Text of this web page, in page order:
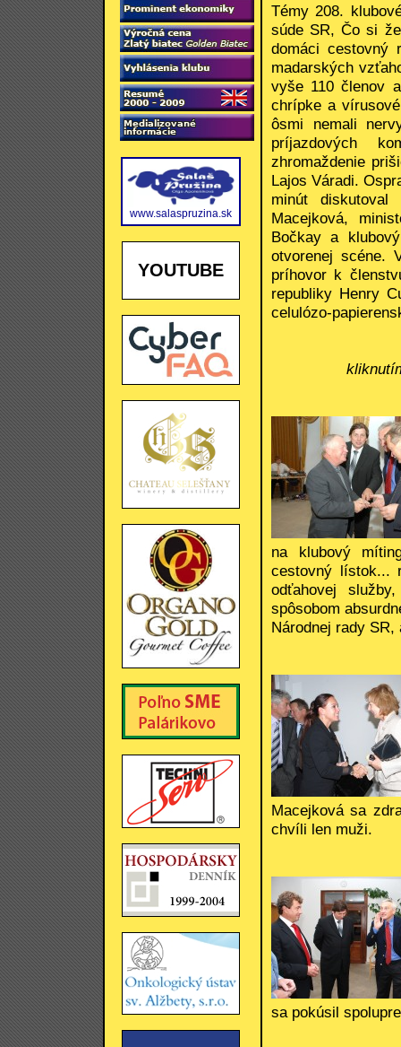
www.salaspruzina.sk
YOUTUBE
Témy 208.
súde SR, Čo si
domáci
madarských
vyše 110 členov
chrípke a
ôsmi nemali
príjazdových
zhromaždenie
Lajos Váradi.
minút
Macejková,
Bočkay a
otvorenej scéne.
príhovor k
republiky Henry
celulózo-
na klubový
cestovný lístok...
odťahovej
spôsobom
Národnej rady
Macejková sa
chvíli len muži.
sa pokúsil